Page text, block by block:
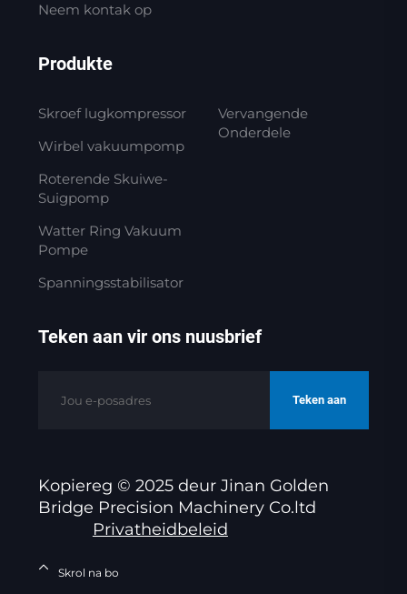
Neem kontak op
Produkte
Skroef lugkompressor
Wirbel vakuumpomp
Roterende Skuiwe-
Suigpomp
Watter Ring Vakuum
Pompe
Spanningsstabilisator
Vervangende
Onderdele
Teken aan vir ons nuusbrief
Teken aan
Kopiereg © 2025 deur Jinan Golden
Bridge Precision Machinery Co.ltd
Privatheidbeleid
Skrol na bo